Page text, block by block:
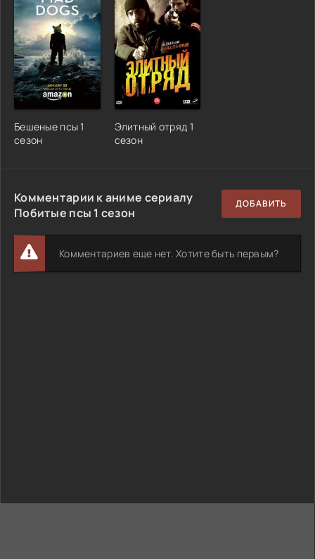
Бешеные псы 1
сезон
Элитный отряд 1
сезон
Комментарии к аниме сериалу
Побитые псы 1 сезон
ДОБАВИТЬ
Комментариев еще нет. Хотите быть первым?